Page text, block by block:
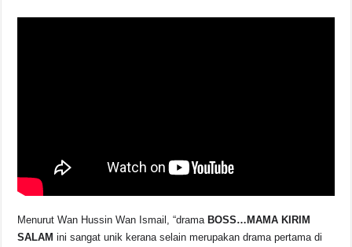
Menurut Wan Hussin Wan Ismail, “drama BOSS…MAMA KIRIM
SALAM ini sangat unik kerana selain merupakan drama pertama di